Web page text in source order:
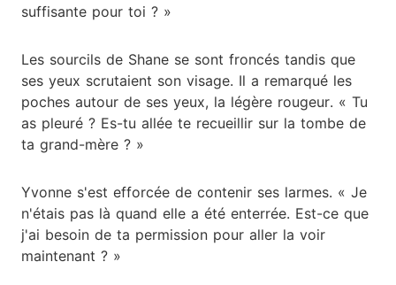
suffisante pour toi ? »
Les sourcils de Shane se sont froncés tandis que
ses yeux scrutaient son visage. Il a remarqué les
poches autour de ses yeux, la légère rougeur. « Tu
as pleuré ? Es-tu allée te recueillir sur la tombe de
ta grand-mère ? »
Yvonne s'est efforcée de contenir ses larmes. « Je
n'étais pas là quand elle a été enterrée. Est-ce que
j'ai besoin de ta permission pour aller la voir
maintenant ? »